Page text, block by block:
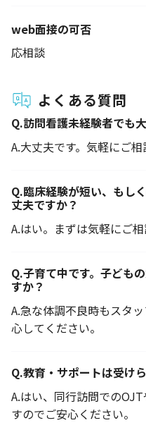
web面接の可否
応相談
よくある質問
Q.訪問看護未経験者でも
A.大丈夫です。気軽にご相
Q.臨床経験が短い、もし
丈夫ですか？
A.はい。まずは気軽にご相
Q.子育て中です。子ども
すか？
A.急な体調不良時もスタ
心してください。
Q.教育・サポートは受け
A.はい、同行訪問での
すのでご安心ください。